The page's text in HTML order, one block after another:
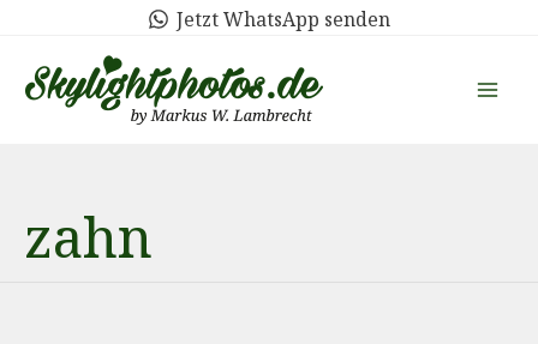
springen
Jetzt WhatsApp senden
zahn